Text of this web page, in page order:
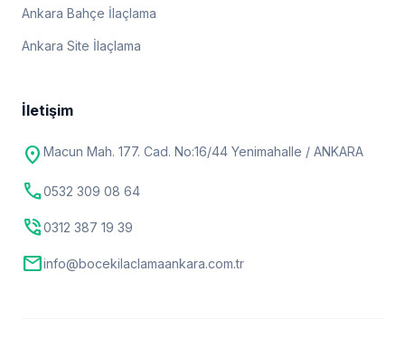
Ankara Bahçe İlaçlama
Ankara Site İlaçlama
İletişim
location_on Macun Mah. 177. Cad. No:16/44 Yenimahalle / ANKARA
call0532 309 08 64
phone_in_talk0312 387 19 39
mailinfo@bocekilaclamaankara.com.tr